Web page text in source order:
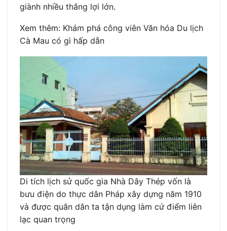
giành nhiều thắng lợi lớn.
Xem thêm: Khám phá công viên Văn hóa Du lịch
Cà Mau có gì hấp dẫn
Di tích lịch sử quốc gia Nhà Dây Thép vốn là
bưu điện do thực dân Pháp xây dựng năm 1910
và được quân dân ta tận dụng làm cứ điểm liên
lạc quan trọng